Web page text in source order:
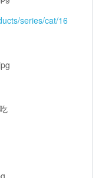
series/cat/16